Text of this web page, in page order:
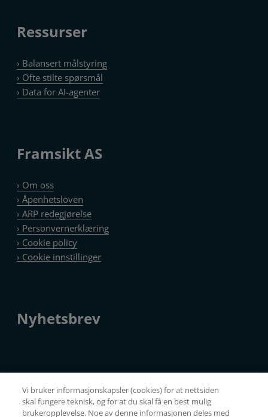
Ressurser
› Balansert målstyring
› Ofte stilte spørsmål
› Data for AI-agenter
Framsikt AS
› Om oss
› Åpenhetsloven
› ARP redegjørelse
› Personvernerklæring
› Cookie policy
Nyhetsbrev
Kopibeskyttet © Framsikt AS – Nettside levert av Nettrakett.no
Vi bruker informasjonskapsler (cookies) for at nettsiden
skal fungere teknisk, og for at du skal få en best mulig
brukeropplevelse. Noe av denne informasjonen deles med